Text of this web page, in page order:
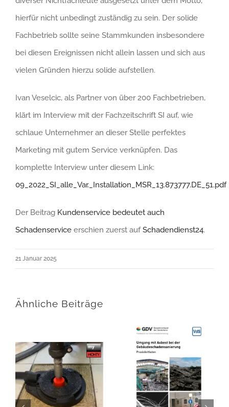
hierfür nicht unbedingt zuständig zu sein. Der solide
Fachbetrieb sollte seine Stammkunden insbesondere
bei diesen Ereignissen nicht allein lassen und sich aus
vielen Gründen hierzu solide aufstellen.
Ivan Veselcic, als Partner von über 200 Fachbetrieben,
klärt im Interview mit der Fachzeitschrift SI auf, wie
schlaue Unternehmer an dieser Stelle perfektes
Marketing mit gutem Service verknüpfen. Das
komplette Interview unter diesem Link:
09_2022_SI_alle_Var._Installation_MSR_13.873777.DE_51.pdf
Der Beitrag Kundenservice bedeutet auch
Schadenservice erschien zuerst aufSchadendienst24.
21 Januar 2025
Ähnliche Beiträge